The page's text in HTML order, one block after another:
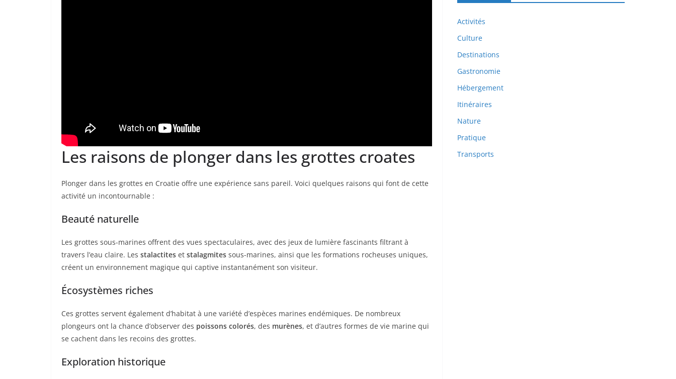
Les raisons de plonger dans les grottes croates
Plonger dans les grottes en Croatie offre une expérience sans pareil. Voici quelques raisons qui font de cette
activité un incontournable :
Beauté naturelle
Les grottes sous-marines offrent des vues spectaculaires, avec des jeux de lumière fascinants filtrant à
travers l’eau claire. Les stalactites et stalagmites sous-marines, ainsi que les formations rocheuses uniques,
créent un environnement magique qui captive instantanément son visiteur.
Écosystèmes riches
Ces grottes servent également d’habitat à une variété d’espèces marines endémiques. De nombreux
plongeurs ont la chance d’observer des poissons colorés, des murènes, et d’autres formes de vie marine qui
se cachent dans les recoins des grottes.
Exploration historique
Activités
Culture
Destinations
Gastronomie
Hébergement
Itinéraires
Nature
Pratique
Transports